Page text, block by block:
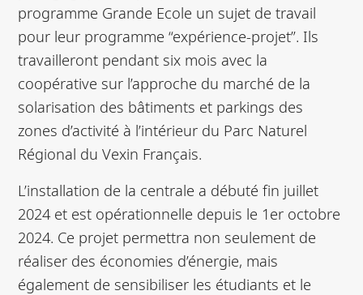
programme Grande Ecole un sujet de travail
pour leur programme “expérience-projet”. Ils
travailleront pendant six mois avec la
coopérative sur l’approche du marché de la
solarisation des bâtiments et parkings des
zones d’activité à l’intérieur du Parc Naturel
Régional du Vexin Français.
L’installation de la centrale a débuté fin juillet
2024 et est opérationnelle depuis le 1er octobre
2024. Ce projet permettra non seulement de
réaliser des économies d’énergie, mais
également de sensibiliser les étudiants et le